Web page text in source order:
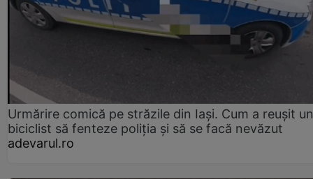
Urmărire comică pe străzile din Iași. Cum a reușit un
biciclist să fenteze poliția și să se facă nevăzut
adevarul.ro